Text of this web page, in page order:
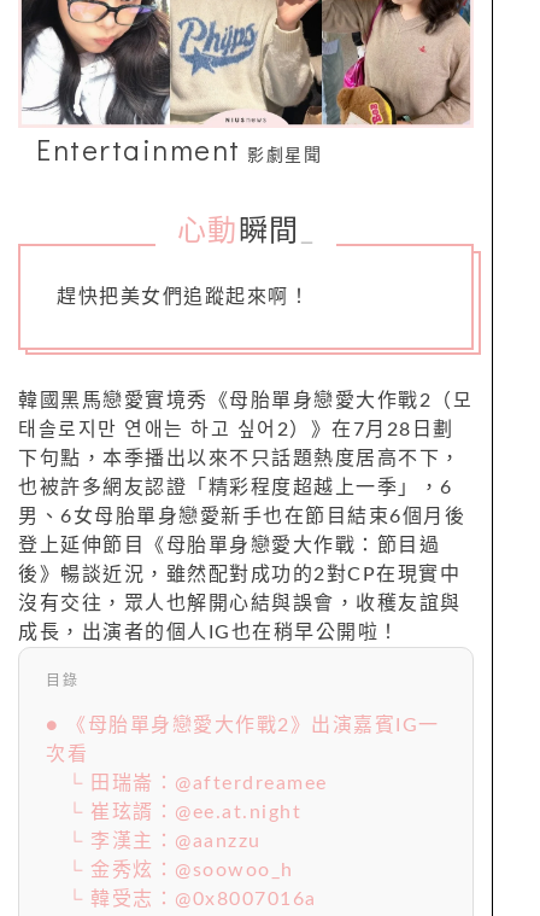
Entertainment 影劇星聞
心動 瞬間
趕快把美女們追蹤起來啊！
韓國黑馬戀愛實境秀《母胎單身戀愛大作戰2（모
태솔로지만 연애는 하고 싶어2）》在7月28日劃
下句點，本季播出以來不只話題熱度居高不下，
也被許多網友認證「精彩程度超越上一季」，6
男、6女母胎單身戀愛新手也在節目結束6個月後
登上延伸節目《母胎單身戀愛大作戰：節目過
後》暢談近況，雖然配對成功的2對CP在現實中
沒有交往，眾人也解開心結與誤會，收穫友誼與
成長，出演者的個人IG也在稍早公開啦！
目錄
● 《母胎單身戀愛大作戰2》出演嘉賓IG一
次看
└ 田瑞崙：@afterdreamee
└ 崔玹諝：@ee.at.night
└ 李漢主：@aanzzu
└ 金秀炫：@soowoo_h
└ 韓受志：@0x8007016a